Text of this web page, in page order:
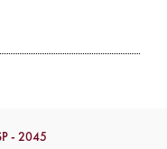
- 2045